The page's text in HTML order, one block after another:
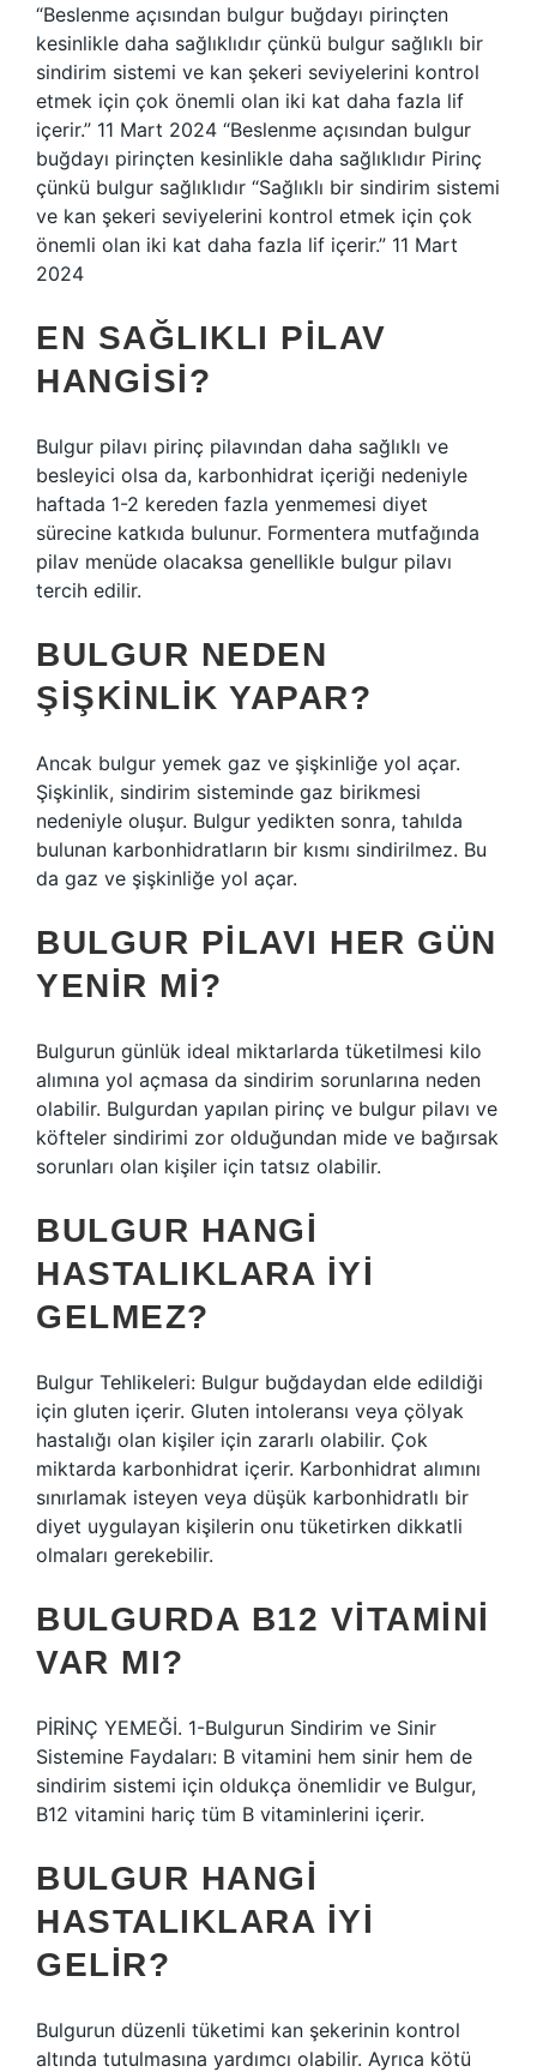
“Beslenme açısından bulgur buğdayı pirinçten
kesinlikle daha sağlıklıdır çünkü bulgur sağlıklı bir
sindirim sistemi ve kan şekeri seviyelerini kontrol
etmek için çok önemli olan iki kat daha fazla lif
içerir.” 11 Mart 2024 “Beslenme açısından bulgur
buğdayı pirinçten kesinlikle daha sağlıklıdır Pirinç
çünkü bulgur sağlıklıdır “Sağlıklı bir sindirim sistemi
ve kan şekeri seviyelerini kontrol etmek için çok
önemli olan iki kat daha fazla lif içerir.” 11 Mart
2024
EN SAĞLIKLI PILAV
HANGISI?
Bulgur pilavı pirinç pilavından daha sağlıklı ve
besleyici olsa da, karbonhidrat içeriği nedeniyle
haftada 1-2 kereden fazla yenmemesi diyet
sürecine katkıda bulunur. Formentera mutfağında
pilav menüde olacaksa genellikle bulgur pilavı
tercih edilir.
BULGUR NEDEN
ŞIŞKINLIK YAPAR?
Ancak bulgur yemek gaz ve şişkinliğe yol açar.
Şişkinlik, sindirim sisteminde gaz birikmesi
nedeniyle oluşur. Bulgur yedikten sonra, tahılda
bulunan karbonhidratların bir kısmı sindirilmez. Bu
da gaz ve şişkinliğe yol açar.
BULGUR PILAVI HER GÜN
YENIR MI?
Bulgurun günlük ideal miktarlarda tüketilmesi kilo
alımına yol açmasa da sindirim sorunlarına neden
olabilir. Bulgurdan yapılan pirinç ve bulgur pilavı ve
köfteler sindirimi zor olduğundan mide ve bağırsak
sorunları olan kişiler için tatsız olabilir.
BULGUR HANGI
HASTALIKLARA IYI
GELMEZ?
Bulgur Tehlikeleri: Bulgur buğdaydan elde edildiği
için gluten içerir. Gluten intoleransı veya çölyak
hastalığı olan kişiler için zararlı olabilir. Çok
miktarda karbonhidrat içerir. Karbonhidrat alımını
sınırlamak isteyen veya düşük karbonhidratlı bir
diyet uygulayan kişilerin onu tüketirken dikkatli
olmaları gerekebilir.
BULGURDA B12 VITAMINI
VAR MI?
PİRİNÇ YEMEĞİ. 1-Bulgurun Sindirim ve Sinir
Sistemine Faydaları: B vitamini hem sinir hem de
sindirim sistemi için oldukça önemlidir ve Bulgur,
B12 vitamini hariç tüm B vitaminlerini içerir.
BULGUR HANGI
HASTALIKLARA IYI
GELIR?
Bulgurun düzenli tüketimi kan şekerinin kontrol
altında tutulmasına yardımcı olabilir. Ayrıca kötü